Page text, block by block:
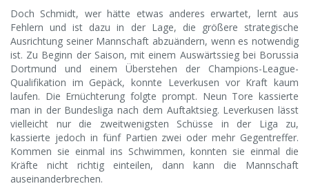
Doch Schmidt, wer hätte etwas anderes erwartet, lernt aus
Fehlern und ist dazu in der Lage, die größere strategische
Ausrichtung seiner Mannschaft abzuändern, wenn es notwendig
ist. Zu Beginn der Saison, mit einem Auswärtssieg bei Borussia
Dortmund und einem Überstehen der Champions-League-
Qualifikation im Gepäck, konnte Leverkusen vor Kraft kaum
laufen. Die Ernüchterung folgte prompt. Neun Tore kassierte
man in der Bundesliga nach dem Auftaktsieg. Leverkusen lässt
vielleicht nur die zweitwenigsten Schüsse in der Liga zu,
kassierte jedoch in fünf Partien zwei oder mehr Gegentreffer.
Kommen sie einmal ins Schwimmen, konnten sie einmal die
Kräfte nicht richtig einteilen, dann kann die Mannschaft
auseinanderbrechen.